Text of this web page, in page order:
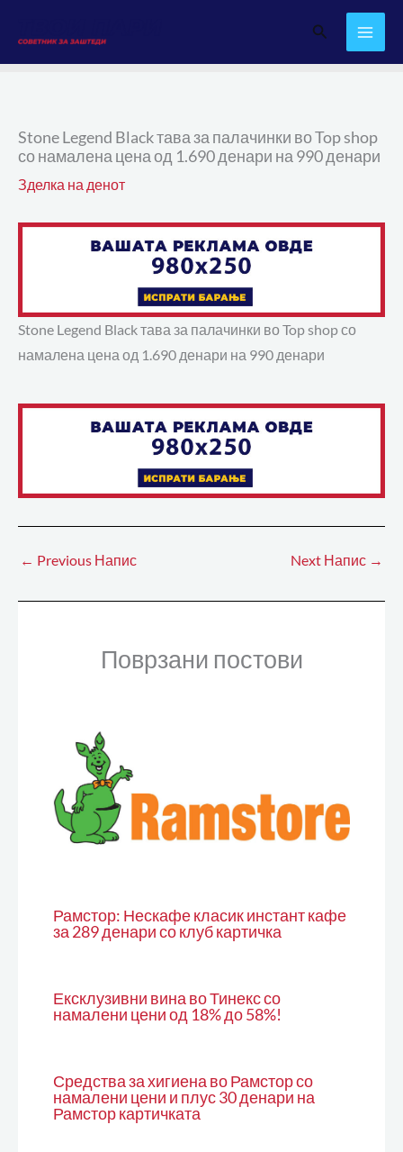
content
Search
Stone Legend Black тава за палачинки во Top shop
со намалена цена од 1.690 денари на 990 денари
Зделка на денот
Stone Legend Black тава за палачинки во Top shop со
намалена цена од 1.690 денари на 990 денари
← Previous Напис Next Напис →
Поврзани постови
Рамстор: Нескафе класик инстант кафе
за 289 денари со клуб картичка
Ексклузивни вина во Тинекс со
намалени цени од 18% до 58%!
Средства за хигиена во Рамстор со
намалени цени и плус 30 денари на
Рамстор картичката